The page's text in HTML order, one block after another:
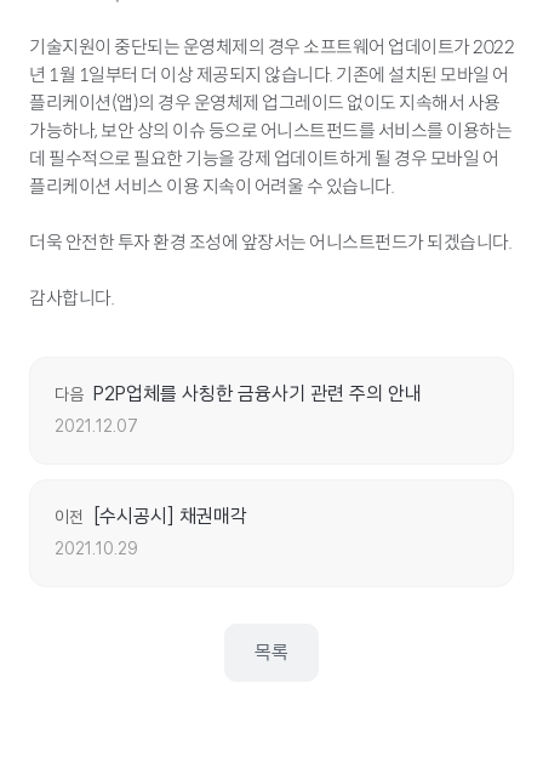
기술지원이 중단되는 운영체제의 경우 소프트웨어 업데이트가 2022
년 1월 1일부터 더 이상 제공되지 않습니다. 기존에 설치된 모바일 어
플리케이션(앱)의 경우 운영체제 업그레이드 없이도 지속해서 사용
가능하나, 보안 상의 이슈 등으로 어니스트펀드를 서비스를 이용하는
데 필수적으로 필요한 기능을 강제 업데이트하게 될 경우 모바일 어
플리케이션 서비스 이용 지속이 어려울 수 있습니다.
더욱 안전한 투자 환경 조성에 앞장서는 어니스트펀드가 되겠습니다.
감사합니다.
다음 P2P업체를 사칭한 금융사기 관련 주의 안내
2021.12.07
이전 [수시공시] 채권매각
2021.10.29
목록